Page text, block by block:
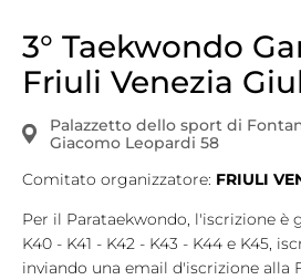
Atleti Parataekwondo
Competizioni
Tesseramento
Licenze WT
Formazione
Amministrazione
3° Taekwondo
Friuli Venezia
Palazzetto dello sport di
Giacomo Leopardi 58
Comitato organizzatore: FRIULI
Per il Parataekwondo, l'iscrizione è
K40 - K41 - K42 - K43 - K44 e K45,
inviando una email d'iscrizione alla